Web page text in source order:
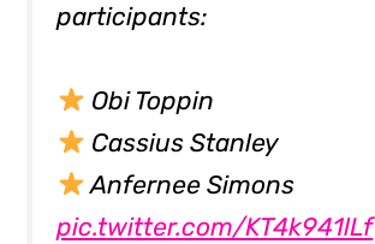
participants:
Obi Toppin
Cassius Stanley
Anfernee Simons
pic.twitter.com/KT4k941lLf